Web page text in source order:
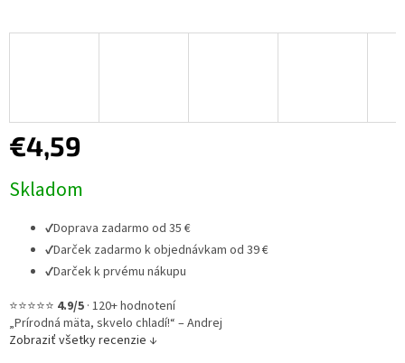
€4,59
cena:
Skladom
✔Doprava zadarmo od 35 €
✔Darček zadarmo k objednávkam od 39 €
✔Darček k prvému nákupu
⭐⭐⭐⭐⭐ 4.9/5 · 120+ hodnotení
„Prírodná mäta, skvelo chladí!“ – Andrej
Zobraziť všetky recenzie ↓